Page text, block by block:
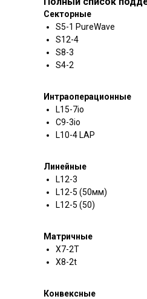
Секторные
S5-1 PureWave
S12-4
S8-3
S4-2
Интраоперационные
L15-7io
С9-3io
L10-4 LAP
Линейные
L12-3
L12-5 (50мм)
L12-5 (50)
Матричные
Х7-2T
X8-2t
Конвексные